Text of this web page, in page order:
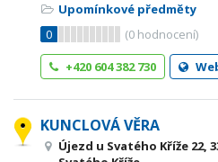
Upomínkové předměty
0
(0 hodnocení)
+420 604 382 730
KUNCLOVÁ VĚRA
Újezd u Svatého Kříže 22,